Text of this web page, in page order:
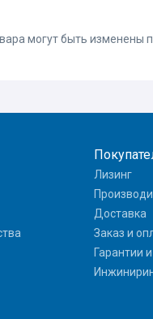
могут быть
Лизинг
Доставка
Заказ и
Гарантии